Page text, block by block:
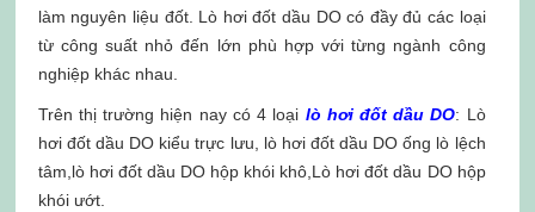
làm nguyên liệu đốt. Lò hơi đốt dầu DO có đầy đủ các loại
từ công suất nhỏ đến lớn phù hợp với từng ngành công
nghiệp khác nhau.
Trên thị trường hiện nay có 4 loại lò hơi đốt dầu DO: Lò
hơi đốt dầu DO kiểu trực lưu, lò hơi đốt dầu DO ống lò lệch
tâm,lò hơi đốt dầu DO hộp khói khô,Lò hơi đốt dầu DO hộp
khói ướt.